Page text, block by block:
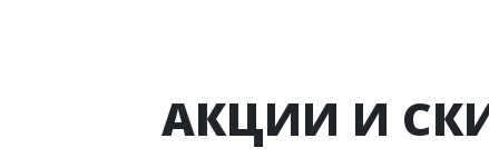
АКЦИИ И